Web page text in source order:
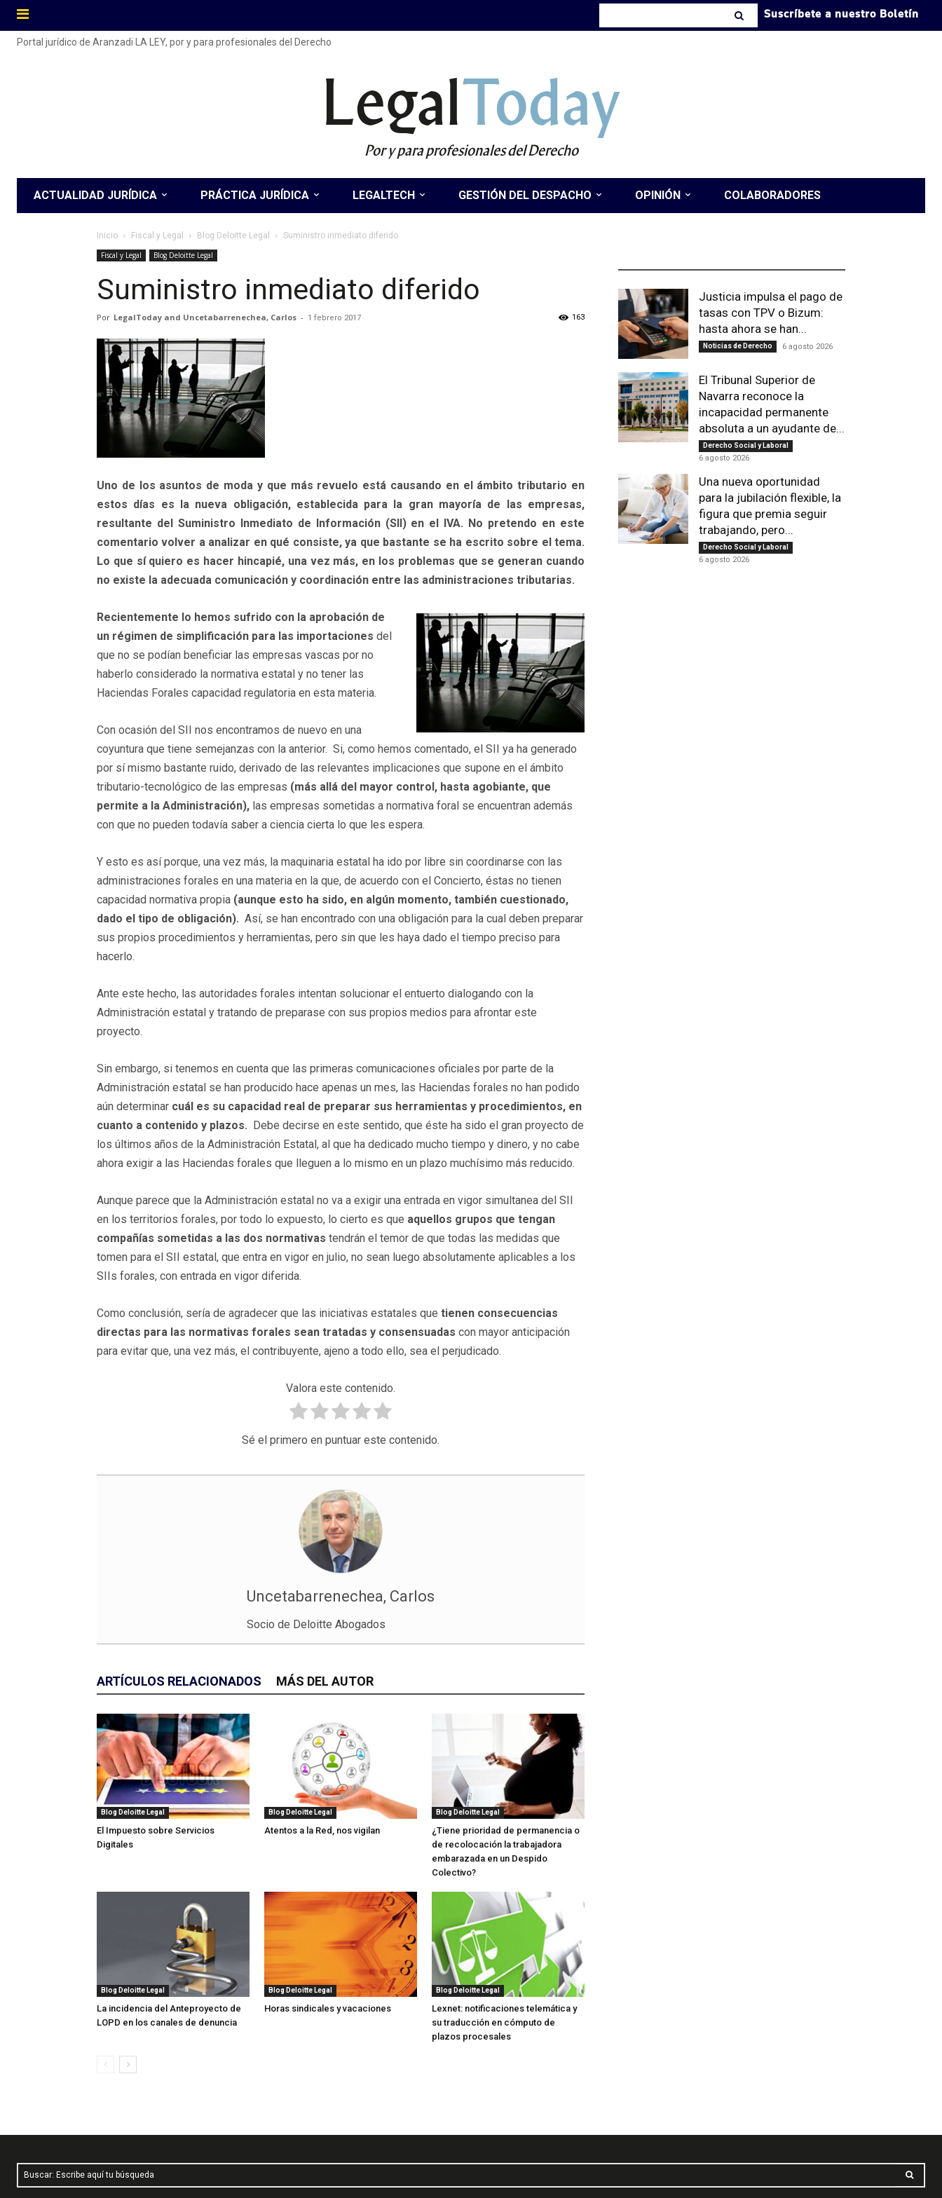
Suscríbete a nuestro Boletín
Portal jurídico de Aranzadi LA LEY, por y para profesionales del Derecho
LegalToday
Por y para profesionales del Derecho
ACTUALIDAD JURÍDICA PRÁCTICA JURÍDICA LEGALTECH GESTIÓN DEL DESPACHO OPINIÓN COLABORADORES
Inicio Fiscal y Legal Blog Deloitte Legal
Suministro inmediato diferido
Fiscal y Legal
Blog Deloitte Legal
Suministro inmediato diferido
Por LegalToday and Uncetabarrenechea, Carlos - 1 febrero 2017 163
Uno de los asuntos de moda y que más revuelo está causando en el ámbito tributario en
estos días es la nueva obligación, establecida para la gran mayoría de las empresas,
resultante del Suministro Inmediato de Información (SII) en el IVA. No pretendo en este
comentario volver a analizar en qué consiste, ya que bastante se ha escrito sobre el tema.
Lo que sí quiero es hacer hincapié, una vez más, en los problemas que se generan cuando
no existe la adecuada comunicación y coordinación entre las administraciones tributarias.
Recientemente lo hemos sufrido con la aprobación de
un régimen de simplificación para las importaciones del
que no se podían beneficiar las empresas vascas por no
haberlo considerado la normativa estatal y no tener las
Haciendas Forales capacidad regulatoria en esta materia.
Con ocasión del SII nos encontramos de nuevo en una
coyuntura que tiene semejanzas con la anterior. Si, como hemos comentado, el SII ya ha generado
por sí mismo bastante ruido, derivado de las relevantes implicaciones que supone en el ámbito
tributario-tecnológico de las empresas (más allá del mayor control, hasta agobiante, que
permite a la Administración), las empresas sometidas a normativa foral se encuentran además
con que no pueden todavía saber a ciencia cierta lo que les espera.
Y esto es así porque, una vez más, la maquinaria estatal ha ido por libre sin coordinarse con las
administraciones forales en una materia en la que, de acuerdo con el Concierto, éstas no tienen
capacidad normativa propia (aunque esto ha sido, en algún momento, también cuestionado,
dado el tipo de obligación). Así, se han encontrado con una obligación para la cual deben preparar
sus propios procedimientos y herramientas, pero sin que les haya dado el tiempo preciso para
hacerlo.
Ante este hecho, las autoridades forales intentan solucionar el entuerto dialogando con la
Administración estatal y tratando de preparase con sus propios medios para afrontar este
proyecto.
Sin embargo, si tenemos en cuenta que las primeras comunicaciones oficiales por parte de la
Administración estatal se han producido hace apenas un mes, las Haciendas forales no han podido
aún determinar cuál es su capacidad real de preparar sus herramientas y procedimientos, en
cuanto a contenido y plazos. Debe decirse en este sentido, que éste ha sido el gran proyecto de
los últimos años de la Administración Estatal, al que ha dedicado mucho tiempo y dinero, y no cabe
ahora exigir a las Haciendas forales que lleguen a lo mismo en un plazo muchísimo más reducido.
Aunque parece que la Administración estatal no va a exigir una entrada en vigor simultanea del SII
en los territorios forales, por todo lo expuesto, lo cierto es que aquellos grupos que tengan
compañías sometidas a las dos normativas tendrán el temor de que todas las medidas que
tomen para el SII estatal, que entra en vigor en julio, no sean luego absolutamente aplicables a los
SIIs forales, con entrada en vigor diferida.
Como conclusión, sería de agradecer que las iniciativas estatales que tienen consecuencias
directas para las normativas forales sean tratadas y consensuadas con mayor anticipación
para evitar que, una vez más, el contribuyente, ajeno a todo ello, sea el perjudicado.
Valora este contenido.
Sé el primero en puntuar este contenido.
Uncetabarrenechea, Carlos
Socio de Deloitte Abogados
ARTÍCULOS RELACIONADOS MÁS DEL AUTOR
Blog Deloitte Legal
El Impuesto sobre Servicios
Digitales
Blog Deloitte Legal
Atentos a la Red, nos vigilan
Blog Deloitte Legal
¿Tiene prioridad de permanencia o
de recolocación la trabajadora
embarazada en un Despido
Colectivo?
Blog Deloitte Legal
La incidencia del Anteproyecto de
LOPD en los canales de denuncia
Blog Deloitte Legal
Horas sindicales y vacaciones
Blog Deloitte Legal
Lexnet: notificaciones telemática y
su traducción en cómputo de
plazos procesales
Justicia impulsa el pago de
tasas con TPV o Bizum:
hasta ahora se han...
Noticias de Derecho 6 agosto 2026
El Tribunal Superior de
Navarra reconoce la
incapacidad permanente
absoluta a un ayudante de...
Derecho Social y Laboral
6 agosto 2026
Una nueva oportunidad
para la jubilación flexible, la
figura que premia seguir
trabajando, pero...
Derecho Social y Laboral
6 agosto 2026
Buscar: Escribe aquí tu búsqueda